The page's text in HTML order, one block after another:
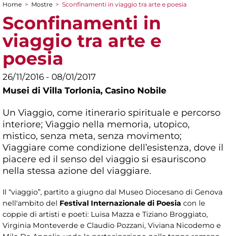
Tu sei qui
Home > Mostre > Sconfinamenti in viaggio tra arte e poesia
Sconfinamenti in
viaggio tra arte e
poesia
26/11/2016 - 08/01/2017
Musei di Villa Torlonia, Casino Nobile
Un Viaggio, come itinerario spirituale e percorso
interiore; Viaggio nella memoria, utopico,
mistico, senza meta, senza movimento;
Viaggiare come condizione dell’esistenza, dove il
piacere ed il senso del viaggio si esauriscono
nella stessa azione del viaggiare.
Il “viaggio”, partito a giugno dal Museo Diocesano di Genova
nell'ambito del Festival Internazionale di Poesia con le
coppie di artisti e poeti: Luisa Mazza e Tiziano Broggiato,
Virginia Monteverde e Claudio Pozzani, Viviana Nicodemo e